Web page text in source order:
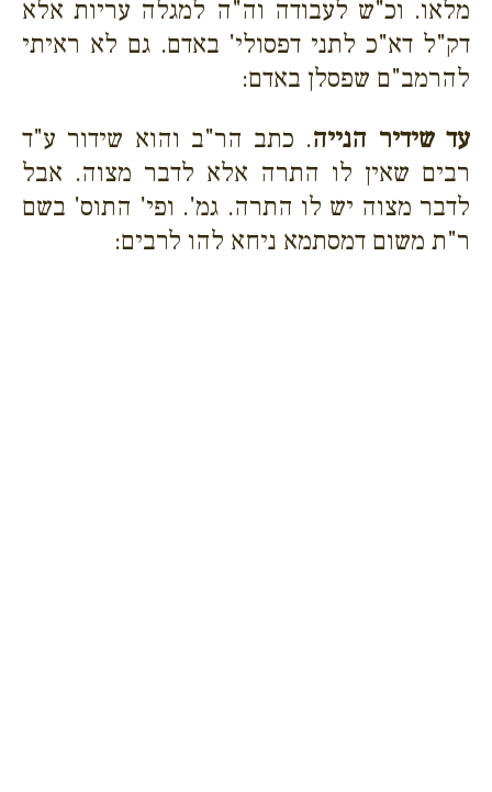
מלאו. וכ"ש לעבודה וה"ה למגלה עריות אלא
דק"ל דא"כ לתני דפסולי' באדם. גם לא ראיתי
להרמב"ם שפסלן באדם:
עד שידיר הנייה. כתב הר"ב והוא שידור ע"ד
רבים שאין לו התרה אלא לדבר מצוה. אבל
לדבר מצוה יש לו התרה. גמ'. ופי' התוס' בשם
ר"ת משום דמסתמא ניחא להו לרבים: